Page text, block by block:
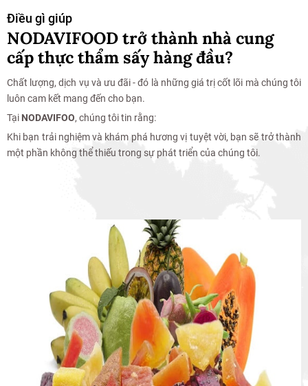
Điều gì giúp
NODAVIFOOD trở thành nhà cung
cấp thực thẩm sấy hàng đầu?
Chất lượng, dịch vụ và ưu đãi - đó là những giá trị cốt lõi mà chúng tôi
luôn cam kết mang đến cho bạn.
Tại NODAVIFOO, chúng tôi tin rằng:
Khi bạn trải nghiệm và khám phá hương vị tuyệt vời, bạn sẽ trở thành
một phần không thể thiếu trong sự phát triển của chúng tôi.